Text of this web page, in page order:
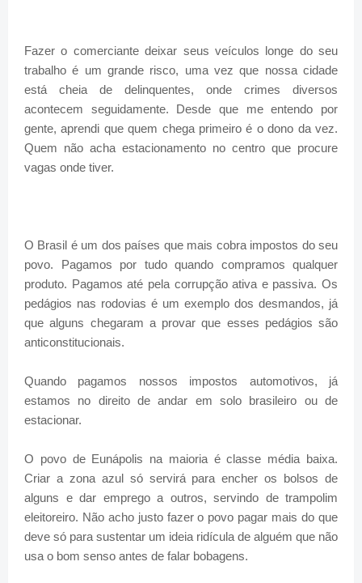
Fazer o comerciante deixar seus veículos longe do seu
trabalho é um grande risco, uma vez que nossa cidade
está cheia de delinquentes, onde crimes diversos
acontecem seguidamente. Desde que me entendo por
gente, aprendi que quem chega primeiro é o dono da vez.
Quem não acha estacionamento no centro que procure
vagas onde tiver.
O Brasil é um dos países que mais cobra impostos do seu
povo. Pagamos por tudo quando compramos qualquer
produto. Pagamos até pela corrupção ativa e passiva. Os
pedágios nas rodovias é um exemplo dos desmandos, já
que alguns chegaram a provar que esses pedágios são
anticonstitucionais.
Quando pagamos nossos impostos automotivos, já
estamos no direito de andar em solo brasileiro ou de
estacionar.
O povo de Eunápolis na maioria é classe média baixa.
Criar a zona azul só servirá para encher os bolsos de
alguns e dar emprego a outros, servindo de trampolim
eleitoreiro. Não acho justo fazer o povo pagar mais do que
deve só para sustentar um ideia ridícula de alguém que não
usa o bom senso antes de falar bobagens.